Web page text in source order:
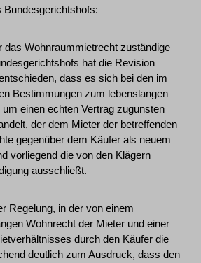
Bundesgerichtshofs:
das Wohnraummietrecht zuständige
hat die Revision
dass es sich bei den im
Bestimmungen zum lebenslangen
einen echten Vertrag zugunsten
der dem Mieter der betreffenden
gegenüber dem Käufer als neuem
vorliegend die von den Klägern
ausschließt.
Regelung, in der von einem
Wohnrecht der Mieter und einer
durch den Käufer die
deutlich zum Ausdruck, dass den